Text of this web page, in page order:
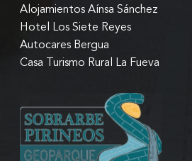
Alojamientos Aínsa Sánchez
Hotel Los Siete Reyes
Autocares Bergua
Casa Turismo Rural La Fueva